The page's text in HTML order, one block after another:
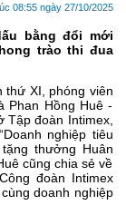
08:55 ngày 27/10/2025
bằng đổi mới
trào thi đua
thứ XI, phóng viên
Phan Hồng Huê -
Tập đoàn Intimex,
nghiệp tiêu
thưởng Huân
cũng chia sẻ về
đoàn Intimex
doanh nghiệp